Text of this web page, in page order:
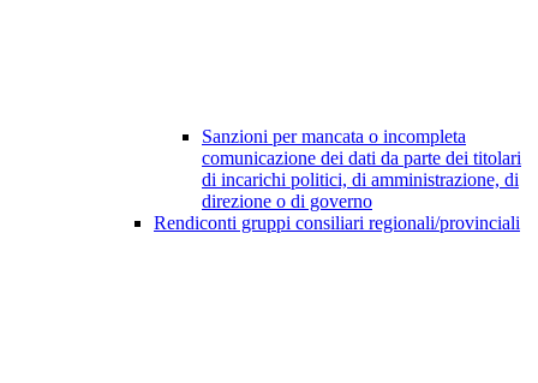
Sanzioni per mancata o incompleta
comunicazione dei dati da parte dei titolari
di incarichi politici, di amministrazione, di
direzione o di governo
Rendiconti gruppi consiliari regionali/provinciali